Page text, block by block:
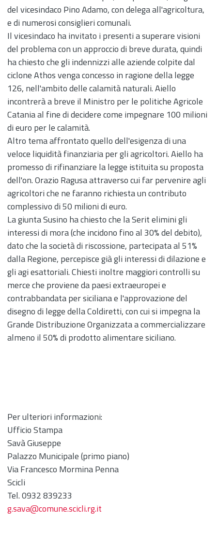
del vicesindaco Pino Adamo, con delega all'agricoltura,
e di numerosi consiglieri comunali.
Il vicesindaco ha invitato i presenti a superare visioni
del problema con un approccio di breve durata, quindi
ha chiesto che gli indennizzi alle aziende colpite dal
ciclone Athos venga concesso in ragione della legge
126, nell'ambito delle calamità naturali. Aiello
incontrerà a breve il Ministro per le politiche Agricole
Catania al fine di decidere come impegnare 100 milioni
di euro per le calamità.
Altro tema affrontato quello dell'esigenza di una
veloce liquidità finanziaria per gli agricoltori. Aiello ha
promesso di rifinanziare la legge istituita su proposta
dell'on. Orazio Ragusa attraverso cui far pervenire agli
agricoltori che ne faranno richiesta un contributo
complessivo di 50 milioni di euro.
La giunta Susino ha chiesto che la Serit elimini gli
interessi di mora (che incidono fino al 30% del debito),
dato che la società di riscossione, partecipata al 51%
dalla Regione, percepisce già gli interessi di dilazione e
gli agi esattoriali. Chiesti inoltre maggiori controlli su
merce che proviene da paesi extraeuropei e
contrabbandata per siciliana e l'approvazione del
disegno di legge della Coldiretti, con cui si impegna la
Grande Distribuzione Organizzata a commercializzare
almeno il 50% di prodotto alimentare siciliano.
Per ulteriori informazioni:
Ufficio Stampa
Savà Giuseppe
Palazzo Municipale (primo piano)
Via Francesco Mormina Penna
Scicli
Tel. 0932 839233
g.sava@comune.scicli.rg.it